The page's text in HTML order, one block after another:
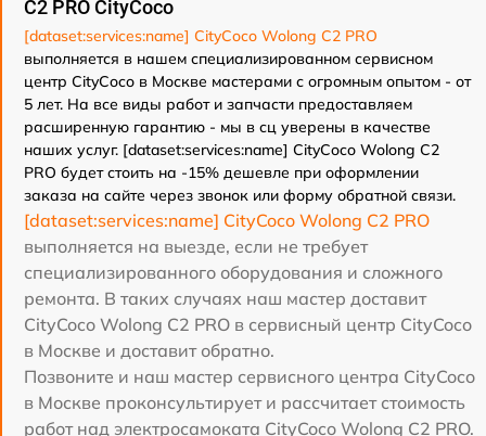
C2 PRO CityCoco
[dataset:services:name] CityCoco Wolong C2 PRO
выполняется в нашем специализированном сервисном
центр CityCoco в Москве мастерами с огромным опытом - от
5 лет. На все виды работ и запчасти предоставляем
расширенную гарантию - мы в сц уверены в качестве
наших услуг. [dataset:services:name] CityCoco Wolong C2
PRO будет стоить на -15% дешевле при оформлении
заказа на сайте через звонок или форму обратной связи.
[dataset:services:name] CityCoco Wolong C2 PRO
выполняется на выезде, если не требует
специализированного оборудования и сложного
ремонта. В таких случаях наш мастер доставит
CityCoco Wolong C2 PRO в сервисный центр CityCoco
в Москве и доставит обратно.
Позвоните и наш мастер сервисного центра CityCoco
в Москве проконсультирует и рассчитает стоимость
работ над электросамоката CityCoco Wolong C2 PRO.